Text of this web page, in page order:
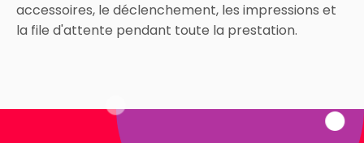
accessoires, le déclenchement, les impressions et
la file d'attente pendant toute la prestation.